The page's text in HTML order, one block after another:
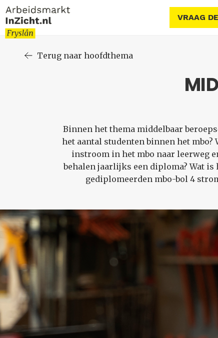
VRAAG
Terug naar hoofdthema
Binnen het thema middelbaar
het aantal studenten binnen het
instroom in het mbo naar leerweg
behalen jaarlijks een diploma? Wat
gediplomeerden mbo-bol 4